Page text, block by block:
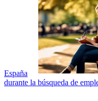
España
durante la búsqueda de